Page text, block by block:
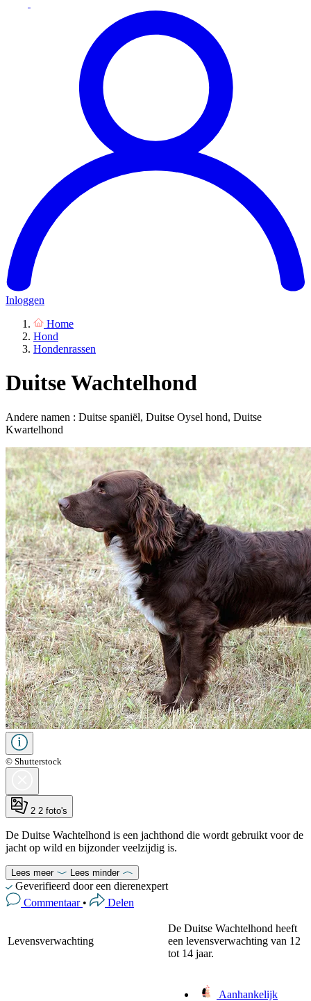
Inloggen
Home
Hond
Hondenrassen
Duitse Wachtelhond
Andere namen : Duitse spaniël, Duitse Oysel hond, Duitse
Kwartelhond
© Shutterstock
2 2 foto's
De Duitse Wachtelhond is een jachthond die wordt gebruikt voor de
jacht op wild en bijzonder veelzijdig is.
Lees meer Lees minder
Geverifieerd door een dierenexpert
Commentaar • Delen
Levensverwachting
De Duitse Wachtelhond heeft
een levensverwachting van 12
tot 14 jaar.
Aanhankelijk